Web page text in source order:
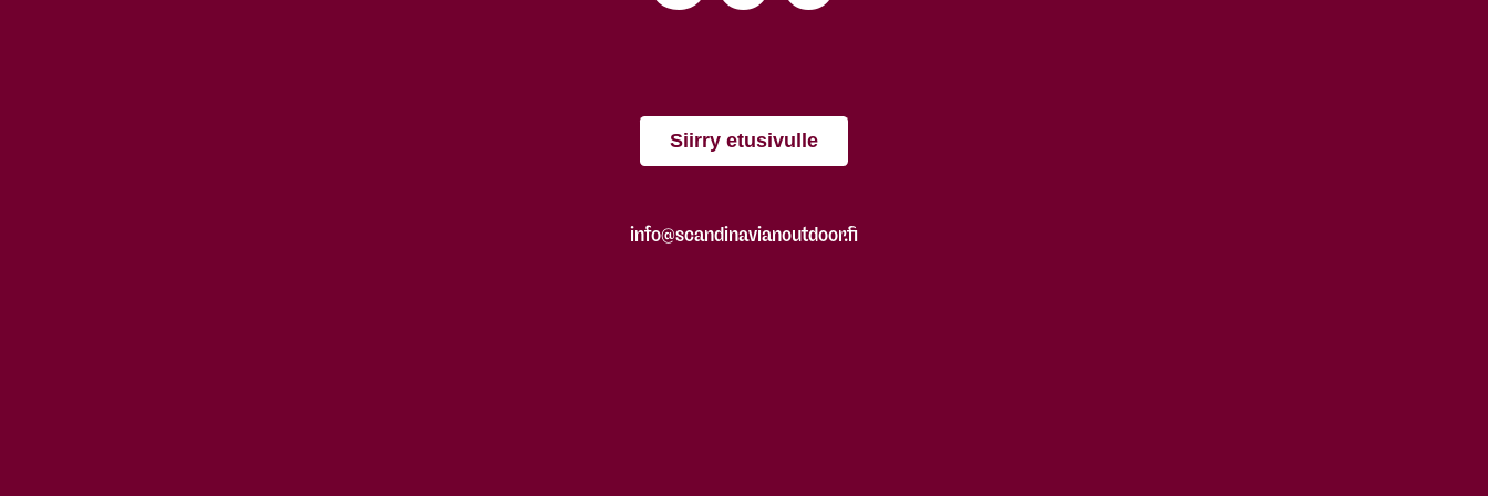
Siirry etusivulle
info@scandinavianoutdoor.fi